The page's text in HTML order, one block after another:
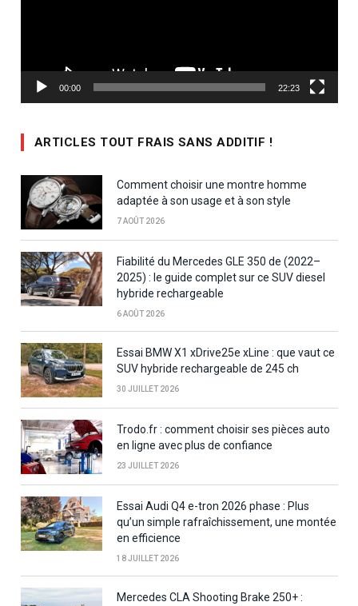
00:00 22:23
ARTICLES TOUT FRAIS SANS ADDITIF !
Comment choisir une montre homme
adaptée à son usage et à son style
7 AOÛT 2026
Fiabilité du Mercedes GLE 350 de (2022–
2025) : le guide complet sur ce SUV diesel
hybride rechargeable
6 AOÛT 2026
Essai BMW X1 xDrive25e xLine : que vaut ce
SUV hybride rechargeable de 245 ch
30 JUILLET 2026
Trodo.fr : comment choisir ses pièces auto
en ligne avec plus de confiance
23 JUILLET 2026
Essai Audi Q4 e-tron 2026 phase : Plus
qu’un simple rafraîchissement, une montée
en efficience
18 JUILLET 2026
Mercedes CLA Shooting Brake 250+ :